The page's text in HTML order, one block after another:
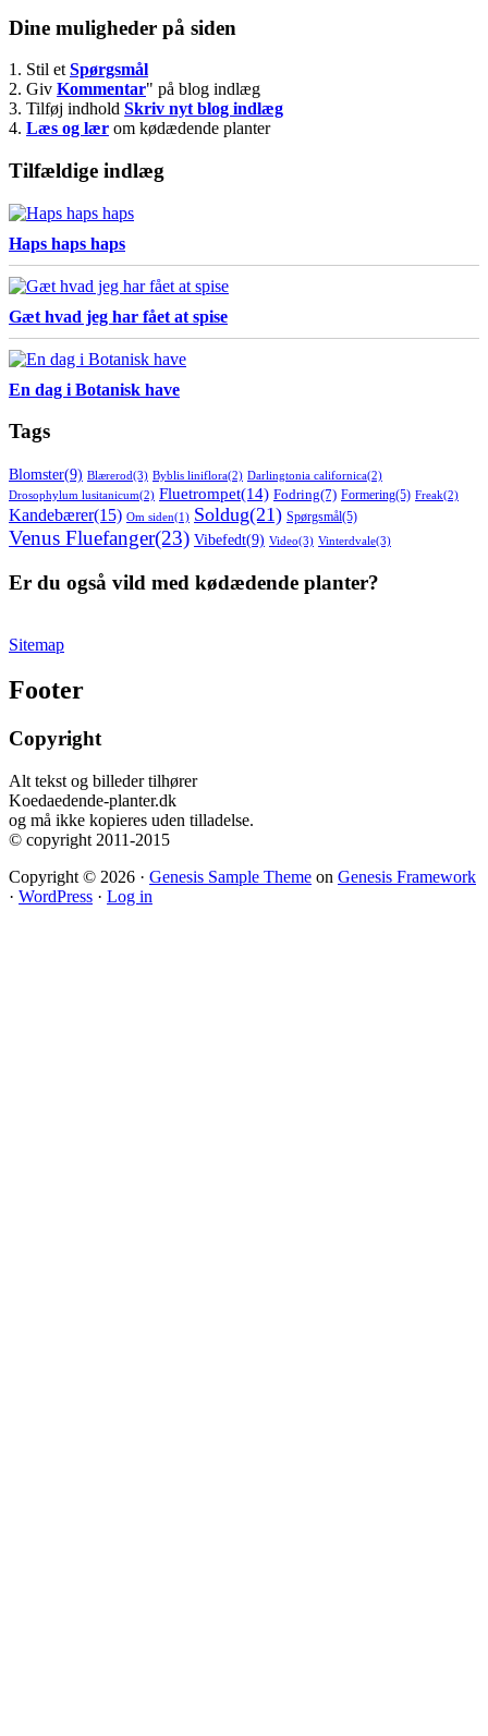
Dine muligheder på siden
1. Stil et Spørgsmål
2. Giv Kommentar" på blog indlæg
3. Tilføj indhold Skriv nyt blog indlæg
4. Læs og lær om kødædende planter
Tilfældige indlæg
Haps haps haps
Gæt hvad jeg har fået at spise
En dag i Botanisk have
Tags
Blomster(9) Blærerod(3) Byblis liniflora(2) Darlingtonia californica(2)
Drosophylum lusitanicum(2) Fluetrompet(14) Fodring(7) Formering(5) Freak(2)
Kandebærer(15) Om siden(1) Soldug(21) Spørgsmål(5)
Venus Fluefanger(23) Vibefedt(9) Video(3) Vinterdvale(3)
Er du også vild med kødædende planter?
Sitemap
Footer
Copyright
Alt tekst og billeder tilhører
Koedaedende-planter.dk
og må ikke kopieres uden tilladelse.
© copyright 2011-2015
Copyright © 2026 · Genesis Sample Theme on Genesis Framework
· WordPress · Log in